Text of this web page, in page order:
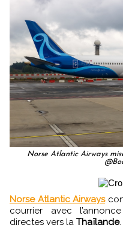
Norse Atlantic Airways
Norse Atlantic Airways
courrier avec
directes vers la Thaïlande.